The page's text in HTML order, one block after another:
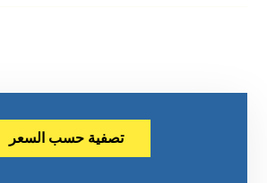
تصفية حسب السعر